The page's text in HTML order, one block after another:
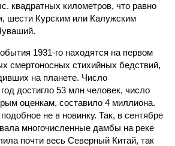
квадратных километров, что равно
шести Курским или Калужским
1931-го находятся на первом
смертоносных стихийных бедствий,
на планете. Число
достигло 53 млн человек, число
оценкам, составило 4 миллиона.
не в новинку. Так, в сентябре
многочисленные дамбы на реке
почти весь Северный Китай, так